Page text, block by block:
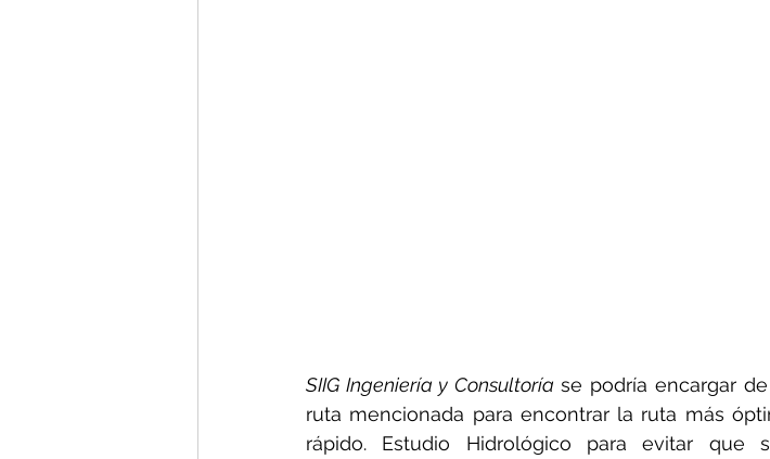
SIIG Ingeniería y Consultoría se podría encargar
ruta mencionada para encontrar la ruta más
rápido. Estudio Hidrológico para evitar que